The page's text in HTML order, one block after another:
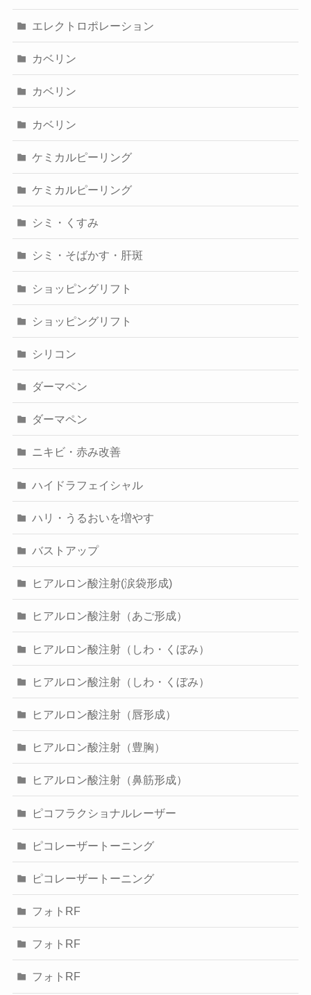
エレクトロポレーション
カベリン
カベリン
カベリン
ケミカルピーリング
ケミカルピーリング
シミ・くすみ
シミ・そばかす・肝斑
ショッピングリフト
ショッピングリフト
シリコン
ダーマペン
ダーマペン
ニキビ・赤み改善
ハイドラフェイシャル
ハリ・うるおいを増やす
バストアップ
ヒアルロン酸注射(涙袋形成)
ヒアルロン酸注射（あご形成）
ヒアルロン酸注射（しわ・くぼみ）
ヒアルロン酸注射（しわ・くぼみ）
ヒアルロン酸注射（唇形成）
ヒアルロン酸注射（豊胸）
ヒアルロン酸注射（鼻筋形成）
ピコフラクショナルレーザー
ピコレーザートーニング
ピコレーザートーニング
フォトRF
フォトRF
フォトRF